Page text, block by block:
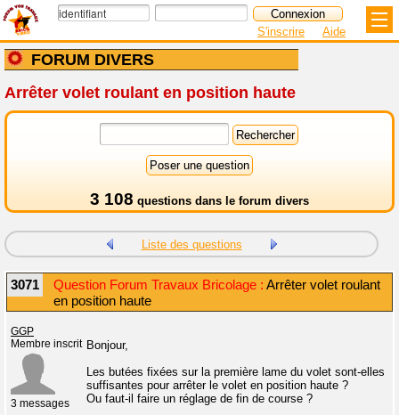
FORUM DIVERS
S'inscrire Aide
Arrêter volet roulant en position haute
3 108 questions dans le forum divers
Liste des questions
3071 Question Forum Travaux Bricolage : Arrêter volet roulant
en position haute
GGP
Membre inscrit
3 messages
Bonjour,
Les butées fixées sur la première lame du volet sont-elles
suffisantes pour arrêter le volet en position haute ?
Ou faut-il faire un réglage de fin de course ?